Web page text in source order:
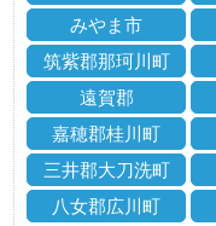
みやま市
筑紫郡那珂川町
遠賀郡
嘉穂郡桂川町
三井郡大刀洗町
八女郡広川町